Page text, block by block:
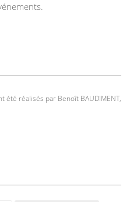
été réalisés par Benoît BAUDIMENT,